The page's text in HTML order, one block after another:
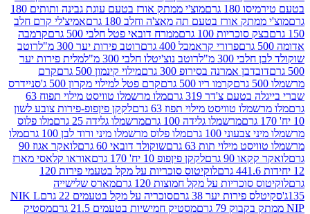
גרם
מוצ'י ממתק אורז בטעם עוגת גבינה ותותים 180
אורז בטעם תה מאצ'ה וחלב 180 גרם
אמיצ'לי קרם חלב
סוכריות 100 גרם
ממרח דובאי פטל חלבי 500 גרם
קרמבה
פרורי קראמבל 400 גרם
רוטב פירות יער 300 מ"ל
רוטב
300 מ"ל
רוטב נוצ'יטלו חלבי 300 מ"ל
מלית פירות יער
אמרנה בסירופ 300 גרם
מילוי קינמון 500 גרם
קרם
קרמו ריו 500 גרם
קרם פטל למילוי מקרון 500 ג'
סניידרס
צ'דר 319 גרם
מלו מרשמלו טוויסט מילוי תפוח 63
טוויסט מילוי תפוז 63 גרם
לקקן פיןפופ-פירות צובע לשון
מרשמלו גלידה 100 גרם
מרשמלו גלידה 25 גרם
מלו פלוס
100 גרם
מלו פלוס מרשמלו מיני ורוד לבן 100 גרם
מלו
מילוי תות 63 גרם
שוקולד דובאי 60 גרם
לואקר אגוז 90
90 גרם
לקקן פיןפופ 10 יח' 170 גרם
אוראו קלאסי מארז
לוקיטוס סוכריות על מקל בטעמי פירות 120
על מקל חמוצות 120 גרם
מארס שלישייה
פירות יער 38 גרם
סוכריה על מקל בטעמים 22 גרם
NIK L
מסטיק חמישיות בטעמים 21.5 גרם
מסטיק